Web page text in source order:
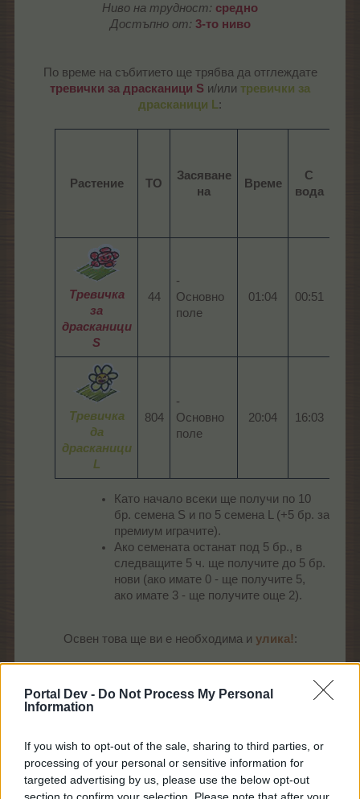
Portal Dev - Do Not Process My Personal
Information
If you wish to opt-out of the sale, sharing to third parties, or
processing of your personal or sensitive information for
targeted advertising by us, please use the below opt-out
section to confirm your selection. Please note that after your
Ниво на трудност: средно
Достъпно от: 3-то ниво
По време на събитието ще трябва да отглеждате
тревички за драсканици S и/или тревички за
драсканици L:​
Растение ТО
Засяване
на
Време
С
вода
Тревичка
за
драсканици
S
44​
-
Основно
поле
01:04​ 00:51​
Тревичка
да
драсканици
L
804​
-
Основно
поле
20:04​ 16:03​
Като начало всеки ще получи по 10
бр. семена S и по 5 семена L (+5 бр. за
премиум играчите).
Ако семената останат под 5 бр., в
следващите 5 ч. ще получите до 5 бр.
нови (ако имате 0 - ще получите 5,
ако имате 3 - ще получите още 2).
Освен това ще ви е необходима и улика!:​
Предмет
Могат да
се получат
- Награда
от
изпълнение